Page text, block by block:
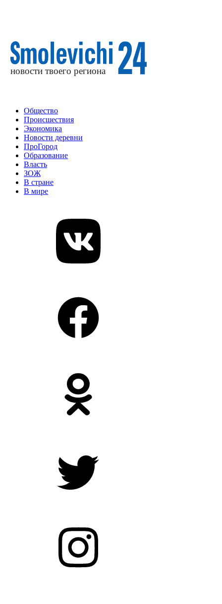
Общество
Происшествия
Экономика
Новости деревни
ПроГород
Образование
Власть
ЗОЖ
В стране
В мире